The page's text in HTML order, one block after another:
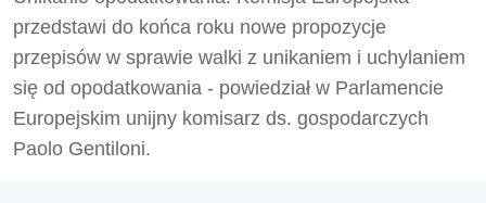
przedstawi do końca roku nowe propozycje
przepisów w sprawie walki z unikaniem i uchylaniem
się od opodatkowania - powiedział w Parlamencie
Europejskim unijny komisarz ds. gospodarczych
Paolo Gentiloni.